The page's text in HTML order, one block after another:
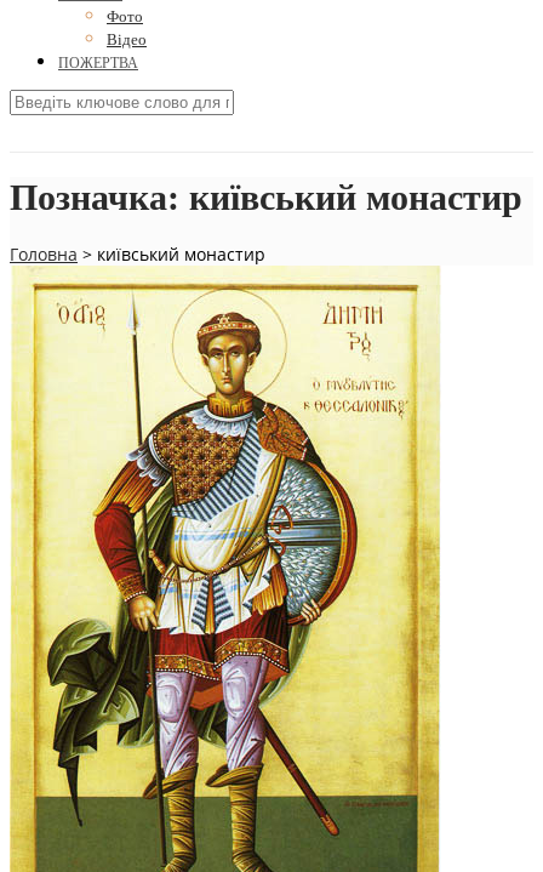
Фото
Відео
ПОЖЕРТВА
Позначка: київський монастир
Головна > київський монастир